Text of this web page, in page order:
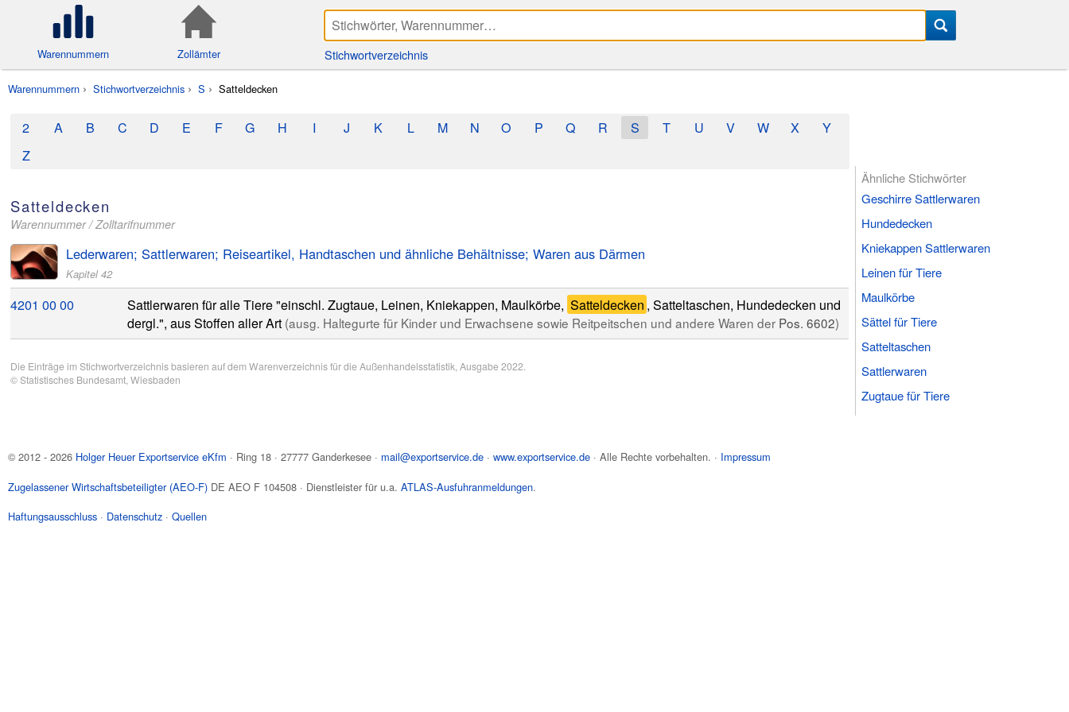
Warennummern Zollämter Stichwortverzeichnis
Warennummern Stichwortverzeichnis S Satteldecken
2 A B C D E F G H I J K L M N O P Q R S T U V W X
Y
Z
Satteldecken
Warennummer / Zolltarifnummer
Lederwaren; Sattlerwaren; Reiseartikel, Handtaschen und ähnliche Behältnisse; Waren aus Därmen
Kapitel 42
4201 0000 Sattlerwaren für alle Tiere "einschl. Zugtaue, Leinen, Kniekappen, Maulkörbe, Satteldecken , Satteltaschen, Hundedecken und
dergl.", aus Stoffen aller Art (ausg. Haltegurte für Kinder und Erwachsene sowie Reitpeitschen und andere Waren der Pos. 6602)
Die Einträge im Stichwortverzeichnis basieren auf dem Warenverzeichnis für die Außenhandelsstatistik, Ausgabe 2022.
©Statistisches Bundesamt, Wiesbaden
Ähnliche Stichwörter
Geschirre Sattlerwaren
Hundedecken
Kniekappen Sattlerwaren
Leinen für Tiere
Maulkörbe
Sättel für Tiere
Satteltaschen
Sattlerwaren
Zugtaue für Tiere
© 2012 - 2026 Holger Heuer Exportservice eKfm · Ring 18 ·27777 Ganderkesee · mail@exportservice.de ·www.exportservice.de · Alle Rechte vorbehalten. · Impressum
Zugelassener Wirtschaftsbeteiligter (AEO-F) DE AEO F 104508 · Dienstleister für u.a.ATLAS-Ausfuhranmeldungen.
Haftungsausschluss · Datenschutz ·Quellen